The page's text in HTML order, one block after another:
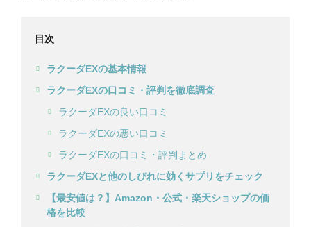
目次
ラクーダEXの基本情報
ラクーダEXの口コミ・評判を徹底調査
ラクーダEXの良い口コミ
ラクーダEXの悪い口コミ
ラクーダEXの口コミ・評判まとめ
ラクーダEXと他のしびれに効くサプリをチェック
【最安値は？】Amazon・公式・楽天ショップの価
格を比較